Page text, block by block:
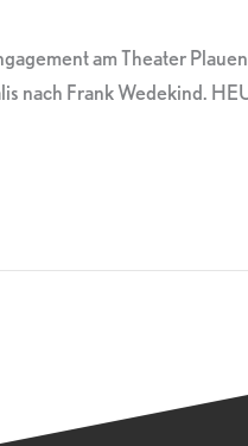
am Theater
nach Frank Wedekind.